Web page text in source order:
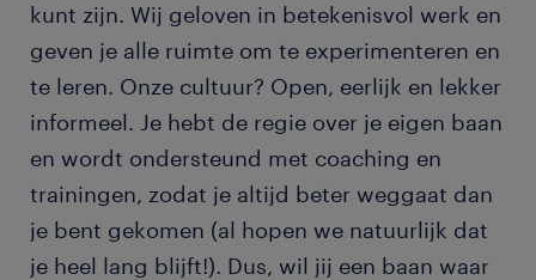
kunt zijn. Wij geloven in betekenisvol werk en
geven je alle ruimte om te experimenteren en
te leren. Onze cultuur? Open, eerlijk en lekker
informeel. Je hebt de regie over je eigen baan
en wordt ondersteund met coaching en
trainingen, zodat je altijd beter weggaat dan
je bent gekomen (al hopen we natuurlijk dat
je heel lang blijft!). Dus, wil jij een baan waar